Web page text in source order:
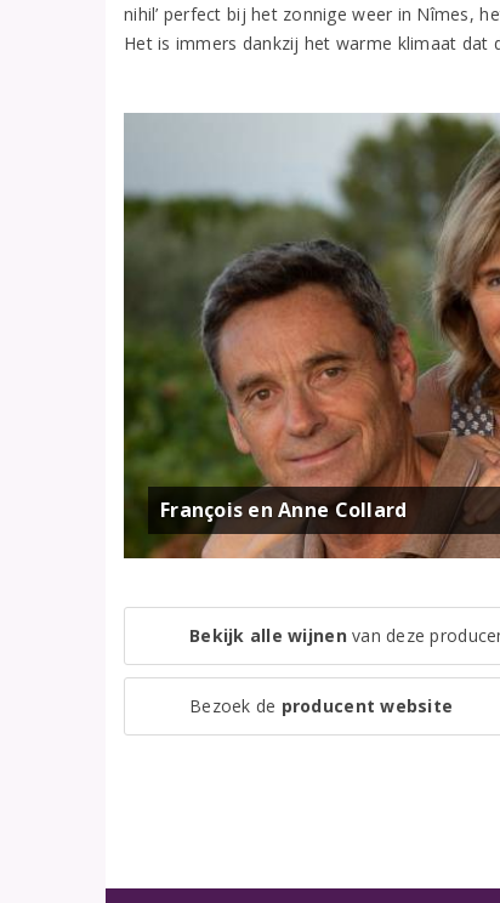
nihil’ perfect bij het zonnige weer in Nîmes,
Het is immers dankzij het warme klimaat dat
François en Anne Collard
Bekijk alle wijnenvan deze
Bezoek de producent website